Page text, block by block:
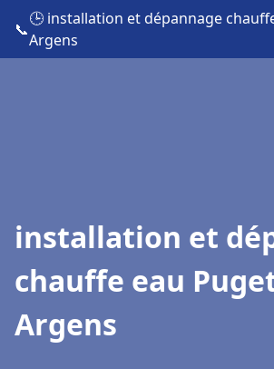
📞
🕒 installation et dépannage
Argens
installation et
chauffe eau
Argens